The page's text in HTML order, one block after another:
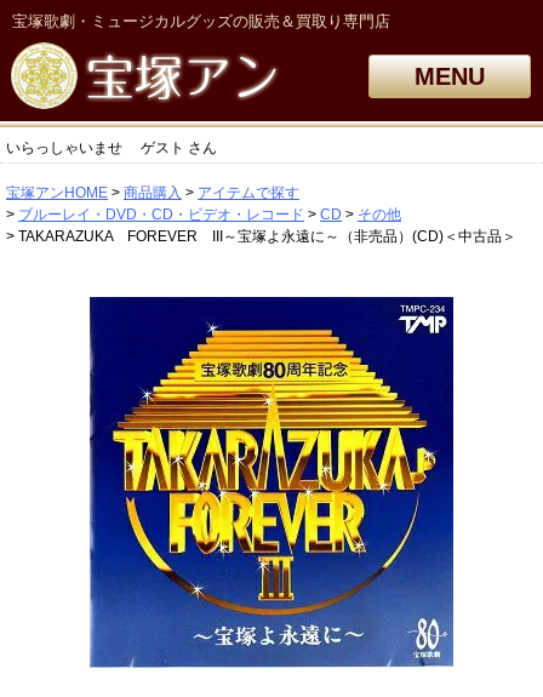
宝塚歌劇・ミュージカルグッズの販売＆買取り専門店
MENU
いらっしゃいませ ゲスト さん
宝塚アンHOME 商品購入
アイテムで探す
ブルーレイ・DVD・CD・ビデオ・レコード
CD
その他
TAKARAZUKA FOREVER III～宝塚よ永遠に～（非売品）(CD)＜中古品＞